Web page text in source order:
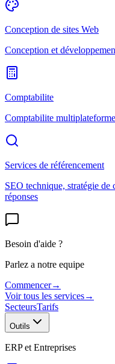
Conception de sites Web
Conception et
Comptabilite
Comptabilite multiplateforme
Services de référencement
SEO technique, stratégie de
réponses
Besoin d'aide ?
Parlez a notre equipe
Commencer→
Voir tous les services→
SecteursTarifs
Outils
ERP et Entreprises